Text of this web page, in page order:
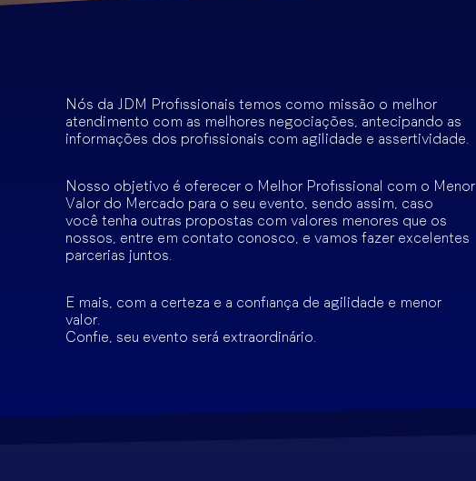
Nós da JDM Profissionais temos como missão o melhor
atendimento com as melhores negociações, antecipando as
informações dos profissionais com agilidade e assertividade.
Nosso objetivo é oferecer o Melhor Profissional com o Menor
Valor do Mercado para o seu evento, sendo assim, caso
você tenha outras propostas com valores menores que os
nossos, entre em contato conosco, e vamos fazer excelentes
parcerias juntos.
E mais, com a certeza e a confiança de agilidade e menor
valor.
Confie, seu evento será extraordinário.